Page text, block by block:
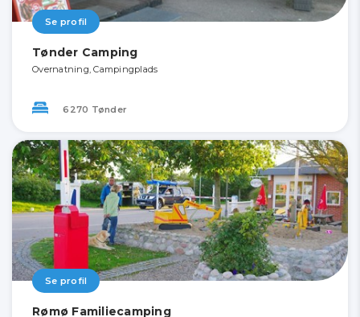
Se profil
Tønder Camping
Overnatning, Campingplads
6270 Tønder
Se profil
Rømø Familiecamping